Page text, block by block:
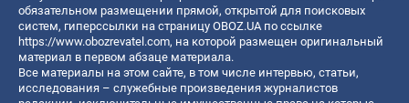
обязательном размещении прямой, открытой для поисковых
систем, гиперссылки на страницу OBOZ.UA по ссылке
https://www.obozrevatel.com, на которой размещен оригинальный
материал в первом абзаце материала.
Все материалы на этом сайте, в том числе интервью, статьи,
исследования – служебные произведения журналистов